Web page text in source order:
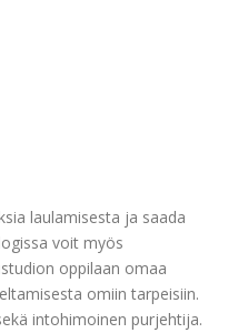
laulamisesta ja saada
voit myös
oppilaan omaa
omiin tarpeisiin.
intohimoinen purjehtija.